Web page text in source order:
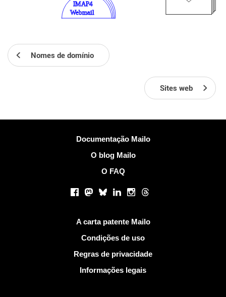
Nomes de domínio
Sites web
Documentação Mailo
O blog Mailo
O FAQ
Facebook
Mastodon
BlueskyLinkedInInstagram
Threads
A carta patente Mailo
Condições de uso
Regras de privacidade
Informações legais